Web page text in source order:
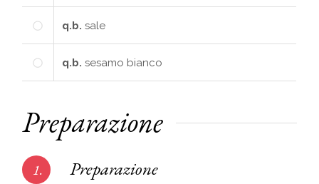
q.b. sale
q.b. sesamo bianco
Preparazione
1. Preparazione